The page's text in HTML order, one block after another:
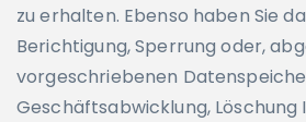
zu erhalten. Ebenso haben Sie
Berichtigung, Sperrung oder,
vorgeschriebenen
Geschäftsabwicklung, Löschung